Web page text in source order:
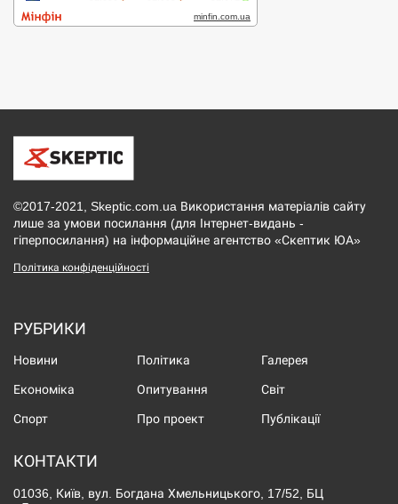
©2017-2021, Skeptic.com.ua Використання матеріалів сайту
лише за умови посилання (для Інтернет-видань -
гіперпосилання) на інформаційне агентство «Скептик ЮА»
Політика конфіденційності
РУБРИКИ
Новини Політика Галерея
Економіка Опитування Світ
Спорт Про проект Публікації
КОНТАКТИ
01036, Київ, вул. Богдана Хмельницького, 17/52, БЦ